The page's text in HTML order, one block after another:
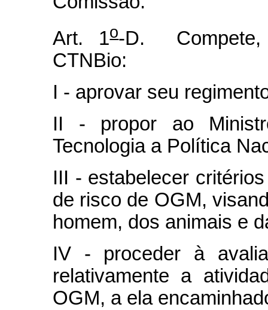
Art. 1o-D. Compete,
CTNBio:
I - aprovar seu
II - propor ao
Tecnologia a Política
III - estabelecer
de risco de OGM,
homem, dos animais e
IV - proceder à
relativamente a
OGM, a ela